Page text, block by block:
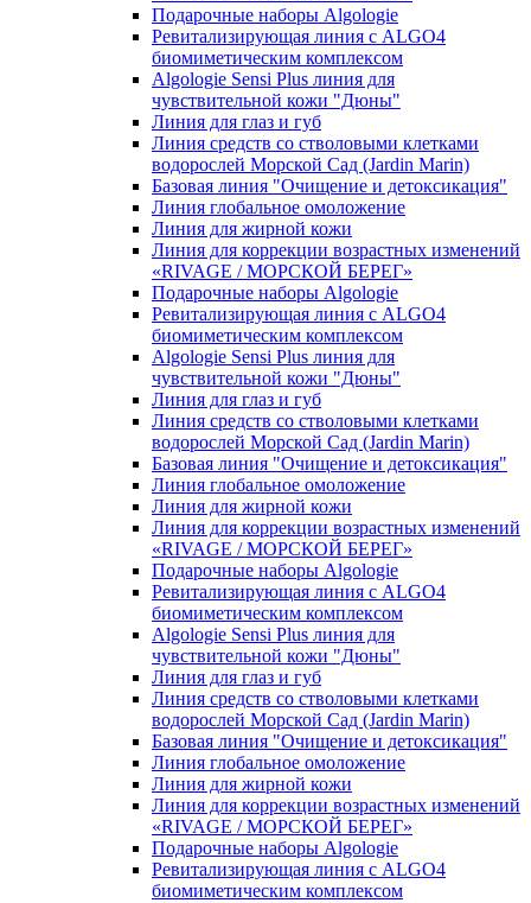
Подарочные наборы Algologie
Ревитализирующая линия с ALGO4
биомиметическим комплексом
Algologie Sensi Plus линия для
чувcтвительной кожи "Дюны"
Линия для глаз и губ
Линия средств со стволовыми клетками
водорослей Морской Сад (Jardin Marin)
Базовая линия "Очищение и детоксикация"
Линия глобальное омоложение
Линия для жирной кожи
Линия для коррекции возрастных изменений
«RIVAGE / МОРСКОЙ БЕРЕГ»
Подарочные наборы Algologie
Ревитализирующая линия с ALGO4
биомиметическим комплексом
Algologie Sensi Plus линия для
чувcтвительной кожи "Дюны"
Линия для глаз и губ
Линия средств со стволовыми клетками
водорослей Морской Сад (Jardin Marin)
Базовая линия "Очищение и детоксикация"
Линия глобальное омоложение
Линия для жирной кожи
Линия для коррекции возрастных изменений
«RIVAGE / МОРСКОЙ БЕРЕГ»
Подарочные наборы Algologie
Ревитализирующая линия с ALGO4
биомиметическим комплексом
Algologie Sensi Plus линия для
чувcтвительной кожи "Дюны"
Линия для глаз и губ
Линия средств со стволовыми клетками
водорослей Морской Сад (Jardin Marin)
Базовая линия "Очищение и детоксикация"
Линия глобальное омоложение
Линия для жирной кожи
Линия для коррекции возрастных изменений
«RIVAGE / МОРСКОЙ БЕРЕГ»
Подарочные наборы Algologie
Ревитализирующая линия с ALGO4
биомиметическим комплексом